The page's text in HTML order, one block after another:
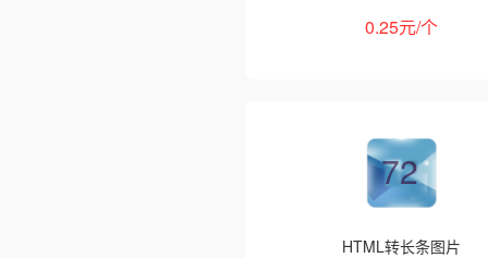
0.25元/个
72
HTML转长条图片